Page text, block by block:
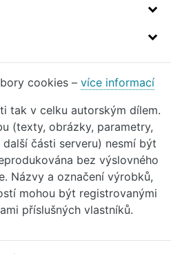
cookies – více informací
tak v celku autorským dílem.
(texty, obrázky, parametry,
části serveru) nesmí být
bez výslovného
Názvy a označení výrobků,
mohou být registrovanými
příslušných vlastníků.